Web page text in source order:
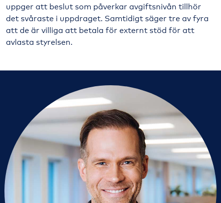
uppger att beslut som påverkar avgiftsnivån tillhör
det svåraste i uppdraget. Samtidigt säger tre av fyra
att de är villiga att betala för externt stöd för att
avlasta styrelsen.